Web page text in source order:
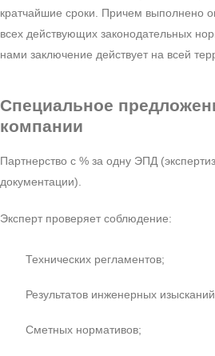
кратчайшие сроки. Причем выполнено
всех действующих законодательных
нами заключение действует на всей
Специальное
компании
Партнерство с % за одну ЭПД
документации).
Эксперт проверяет соблюдение:
Технических регламентов;
Результатов инженерных
Сметных нормативов;